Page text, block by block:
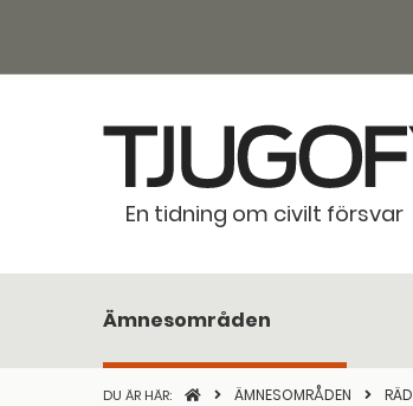
En tidning om civilt försvar
Ämnesområden
DU ÄR HÄR: STARTSIDANÄMNESOMRÅDEN